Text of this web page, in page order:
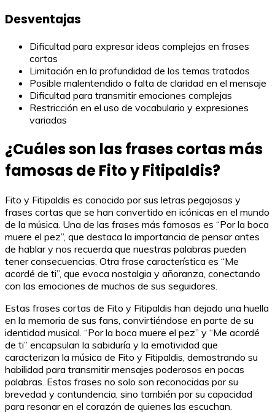
Desventajas
Dificultad para expresar ideas complejas en frases
cortas
Limitación en la profundidad de los temas tratados
Posible malentendido o falta de claridad en el mensaje
Dificultad para transmitir emociones complejas
Restricción en el uso de vocabulario y expresiones
variadas
¿Cuáles son las frases cortas más
famosas de Fito y Fitipaldis?
Fito y Fitipaldis es conocido por sus letras pegajosas y
frases cortas que se han convertido en icónicas en el mundo
de la música. Una de las frases más famosas es “Por la boca
muere el pez”, que destaca la importancia de pensar antes
de hablar y nos recuerda que nuestras palabras pueden
tener consecuencias. Otra frase característica es “Me
acordé de ti”, que evoca nostalgia y añoranza, conectando
con las emociones de muchos de sus seguidores.
Estas frases cortas de Fito y Fitipaldis han dejado una huella
en la memoria de sus fans, convirtiéndose en parte de su
identidad musical. “Por la boca muere el pez” y “Me acordé
de ti” encapsulan la sabiduría y la emotividad que
caracterizan la música de Fito y Fitipaldis, demostrando su
habilidad para transmitir mensajes poderosos en pocas
palabras. Estas frases no solo son reconocidas por su
brevedad y contundencia, sino también por su capacidad
para resonar en el corazón de quienes las escuchan.